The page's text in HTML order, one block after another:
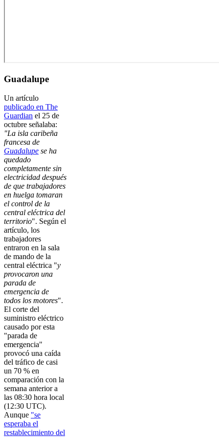
Guadalupe
Un artículo
publicado en The
Guardian el 25 de
octubre señalaba:
"La isla caribeña
francesa de
Guadalupe se ha
quedado
completamente sin
electricidad después
de que trabajadores
en huelga tomaran
el control de la
central eléctrica del
territorio". Según el
artículo, los
trabajadores
entraron en la sala
de mando de la
central eléctrica "y
provocaron una
parada de
emergencia de
todos los motores".
El corte del
suministro eléctrico
causado por esta
"parada de
emergencia"
provocó una caída
del tráfico de casi
un 70 % en
comparación con la
semana anterior a
las 08:30 hora local
(12:30 UTC).
Aunque "se
esperaba el
restablecimiento del